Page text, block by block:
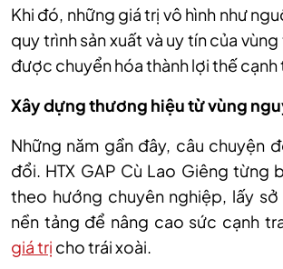
Khi đó, những giá trị vô hình như
quy trình sản xuất và uy tín của
được chuyển hóa thành lợi thế cạnh
Xây dựng thương hiệu từ vùng
Những năm gần đây, câu chuyện
đổi. HTX GAP Cù Lao Giêng từng
theo hướng chuyên nghiệp, lấy
nền tảng để nâng cao sức cạnh
giá trị cho trái xoài.